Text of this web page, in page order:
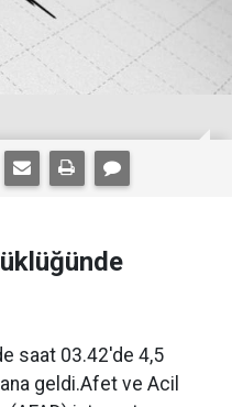
saat 03.42'de 4,5
geldi.Afet ve Acil